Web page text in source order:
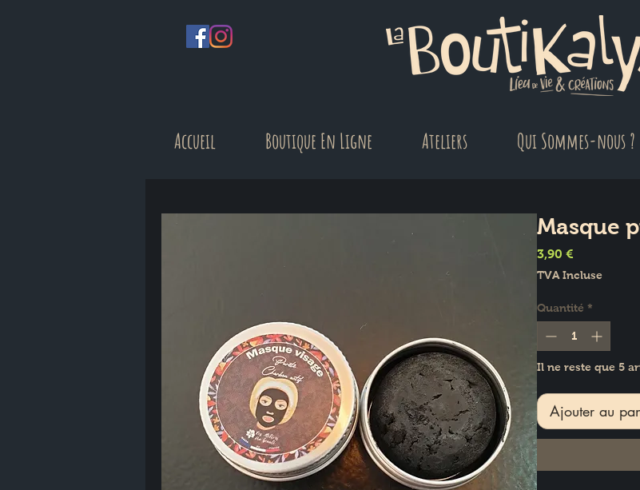
Accueil Boutique En Ligne Ateliers Qui Sommes-nous ?
Masque
3,90 €
TVA Incluse
Quantité *
Il ne reste que 5
Ajouter au